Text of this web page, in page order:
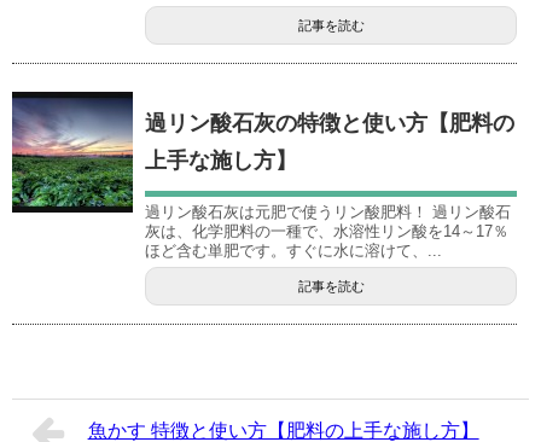
記事を読む
過リン酸石灰の特徴と使い方【肥料の
上手な施し方】
過リン酸石灰は元肥で使うリン酸肥料！ 過リン酸石
灰は、化学肥料の一種で、水溶性リン酸を14～17％
ほど含む単肥です。すぐに水に溶けて、...
記事を読む
魚かす 特徴と使い方【肥料の上手な施し方】